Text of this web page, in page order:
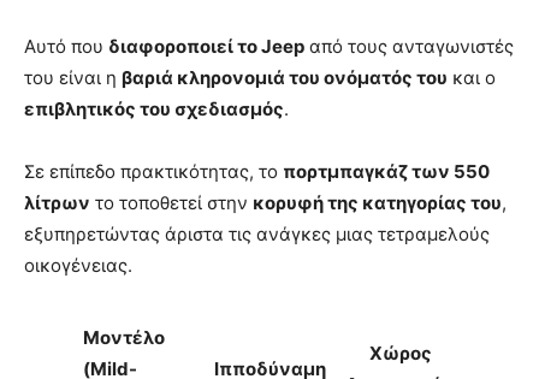
Αυτό που διαφοροποιεί το Jeep από τους ανταγωνιστές
του είναι η βαριά κληρονομιά του ονόματός του και ο
επιβλητικός του σχεδιασμός.
Σε επίπεδο πρακτικότητας, το πορτμπαγκάζ των 550
λίτρων το τοποθετεί στην κορυφή της κατηγορίας του,
εξυπηρετώντας άριστα τις ανάγκες μιας τετραμελούς
οικογένειας.
Μοντέλο
(Mild-
Ιπποδύναμη
Χώρος